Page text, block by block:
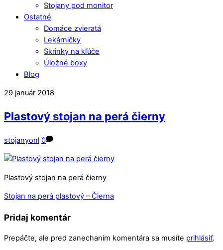
Stojany pod monitor
Ostatné
Domáce zvieratá
Lekárničky
Skrinky na kľúče
Úložné boxy
Blog
Close
Close
29 január 2018
Plastový stojan na perá čierny
stojanyonl 0
Plastový stojan na perá čierny
Stojan na perá plastový – Čierna
Pridaj komentár
Prepáčte, ale pred zanechaním komentára sa musíte prihlásiť.